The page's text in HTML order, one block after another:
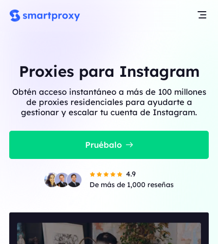
Proxies para Instagram
Obtén acceso instantáneo a más de 100 millones
de proxies residenciales para ayudarte a
gestionar y escalar tu cuenta de Instagram.
Pruébalo
4.9
De más de 1,000 reseñas